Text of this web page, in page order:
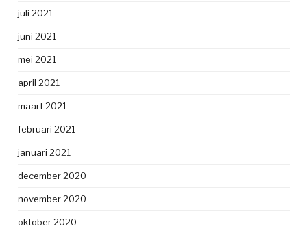
juli 2021
juni 2021
mei 2021
april 2021
maart 2021
februari 2021
januari 2021
december 2020
november 2020
oktober 2020